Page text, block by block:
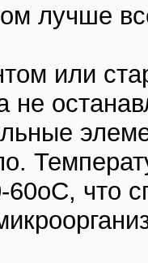
лучше
или
не
60оС, что